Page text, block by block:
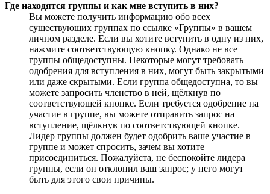
Где находятся группы и как мне вступить в них?
Вы можете получить информацию обо всех
существующих группах по ссылке «Группы» в вашем
личном разделе. Если вы хотите вступить в одну из них,
нажмите соответствующую кнопку. Однако не все
группы общедоступны. Некоторые могут требовать
одобрения для вступления в них, могут быть закрытыми
или даже скрытыми. Если группа общедоступна, то вы
можете запросить членство в ней, щёлкнув по
соответствующей кнопке. Если требуется одобрение на
участие в группе, вы можете отправить запрос на
вступление, щёлкнув по соответствующей кнопке.
Лидер группы должен будет одобрить ваше участие в
группе и может спросить, зачем вы хотите
присоединиться. Пожалуйста, не беспокойте лидера
группы, если он отклонил ваш запрос; у него могут
быть для этого свои причины.